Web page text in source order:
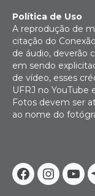
Facebook
Política de Uso
A reprodução de
citação do
de áudio, deverão
em sendo
de vídeo, esses
UFRJ no YouTube
Fotos devem ser
ao nome do